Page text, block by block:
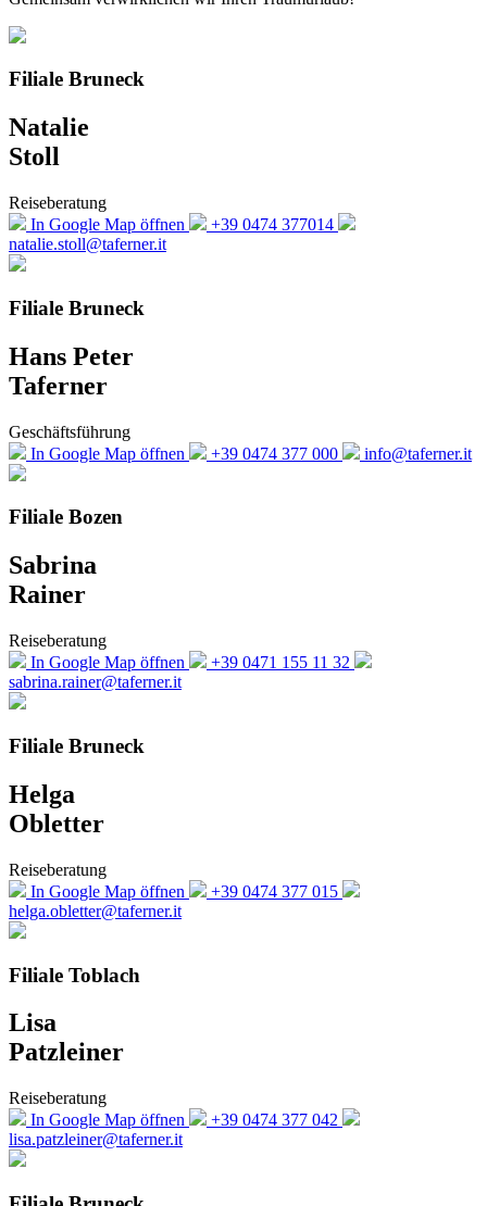
Filiale Bruneck
Natalie
Stoll
Reiseberatung
In Google Map öffnen
+39 0474 377014
natalie.stoll@taferner.it
Filiale Bruneck
Hans Peter
Taferner
Geschäftsführung
In Google Map öffnen
+39 0474 377 000 info@taferner.it
Filiale Bozen
Sabrina
Rainer
Reiseberatung
In Google Map öffnen
+39 0471 155 11 32
sabrina.rainer@taferner.it
Filiale Bruneck
Helga
Obletter
Reiseberatung
In Google Map öffnen
+39 0474 377 015
helga.obletter@taferner.it
Filiale Toblach
Lisa
Patzleiner
Reiseberatung
In Google Map öffnen
+39 0474 377 042
lisa.patzleiner@taferner.it